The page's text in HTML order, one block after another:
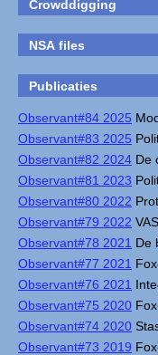
Crowddigging
NSA files
Publicaties
Observant#84 2025
Observant#83 2025
Observant#82 2024 De
Observant#81 2023
Observant#80 2022
Observant#79 2022
Observant#78 2021 De
Observant#77 2021
Observant#76 2021
Observant#75 2020
Observant#74 2020
Observant#73 2019